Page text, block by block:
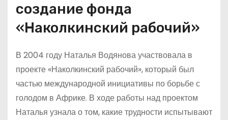
создание фонда
«Наколкинский рабочий»
В 2004 году Наталья Водянова участвовала в
проекте «Наколкинский рабочий», который был
частью международной инициативы по борьбе с
голодом в Африке. В ходе работы над проектом
Наталья узнала о том, какие трудности испытывают